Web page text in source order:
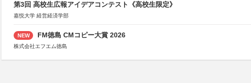
第3回 高校生広報アイデアコンテスト《高校生限定》
嘉悦大学 経営経済学部
NEW FM徳島 CMコピー大賞 2026
株式会社エフエム徳島